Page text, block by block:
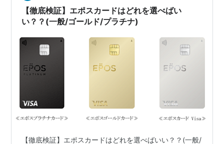
三井oliveプラチ…
【徹底検証】エポスカードはどれを選べばい
い？？(一般/ゴールド/プラチナ)
【徹底検証】エポスカードはどれを選べばいい？？(一般/